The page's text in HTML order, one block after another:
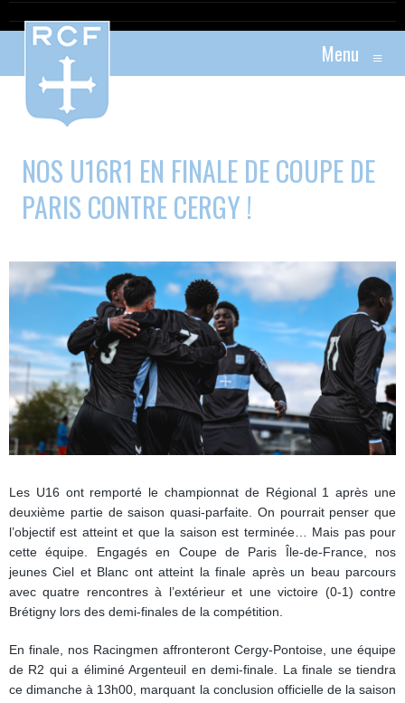
Menu ≡
NOS U16R1 EN FINALE DE COUPE DE
PARIS CONTRE CERGY !
Les U16 ont remporté le championnat de Régional 1 après une
deuxième partie de saison quasi-parfaite. On pourrait penser que
l’objectif est atteint et que la saison est terminée… Mais pas pour
cette équipe. Engagés en Coupe de Paris Île-de-France, nos
jeunes Ciel et Blanc ont atteint la finale après un beau parcours
avec quatre rencontres à l’extérieur et une victoire (0-1) contre
Brétigny lors des demi-finales de la compétition.
En finale, nos Racingmen affronteront Cergy-Pontoise, une équipe
de R2 qui a éliminé Argenteuil en demi-finale. La finale se tiendra
ce dimanche à 13h00, marquant la conclusion officielle de la saison